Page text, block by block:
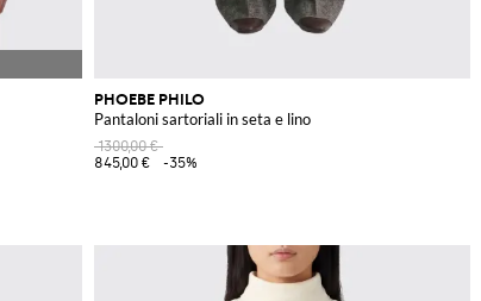
PHOEBE PHILO
Pantaloni sartoriali in seta e lino
1300,00 €
845,00 €
-35%